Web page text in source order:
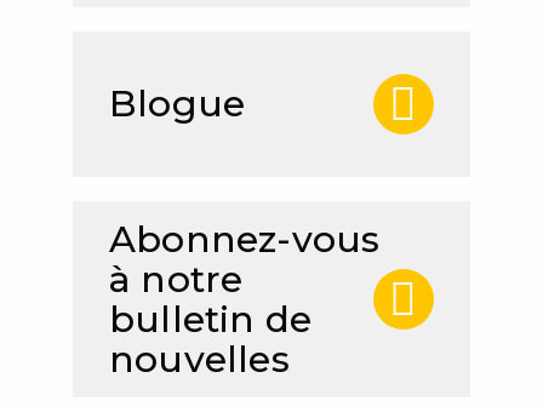
Blogue
Abonnez-vous
à notre
bulletin de
nouvelles